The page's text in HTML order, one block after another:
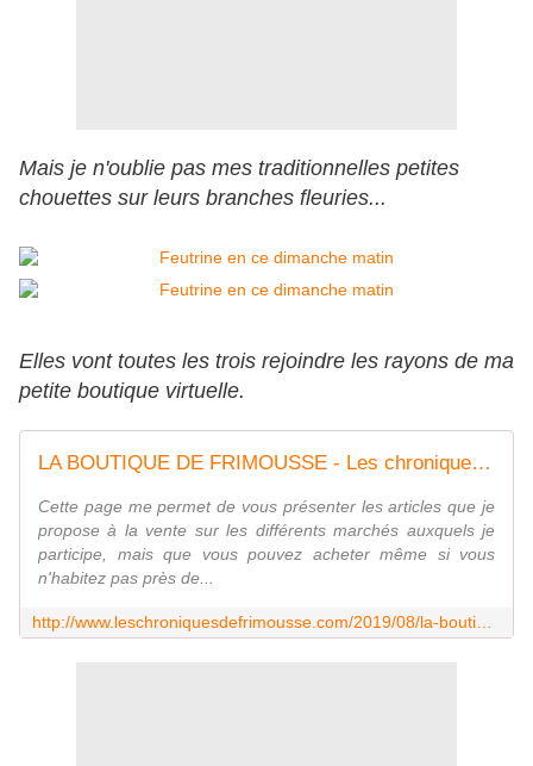
Mais je n'oublie pas mes traditionnelles petites
chouettes sur leurs branches fleuries...
Elles vont toutes les trois rejoindre les rayons de ma
petite boutique virtuelle.
LA BOUTIQUE DE FRIMOUSSE - Les chroniques de Frimousse
Cette page me permet de vous présenter les articles que je
propose à la vente sur les différents marchés auxquels je
participe, mais que vous pouvez acheter même si vous
n'habitez pas près de...